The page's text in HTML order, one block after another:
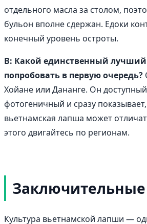
отдельного масла за столом,
бульон вполне сдержан. Едоки
конечный уровень остроты.
В: Какой единственный лучший
попробовать в первую очередь?
Хойане или Дананге. Он
фотогеничный и сразу
вьетнамская лапша может
этого двигайтесь по регионам.
Культура вьетнамской лапши —